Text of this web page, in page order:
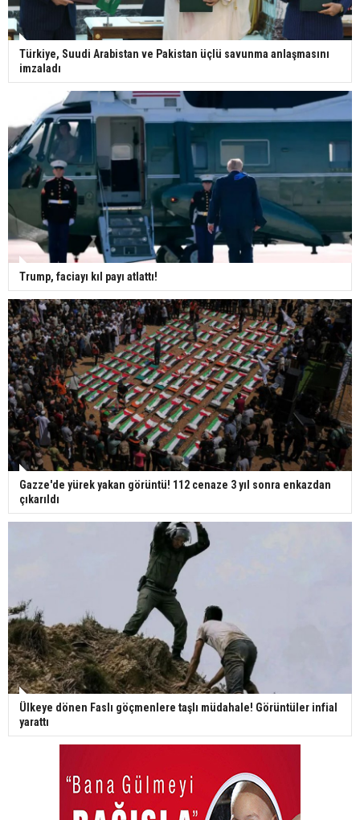
Türkiye, Suudi Arabistan ve Pakistan üçlü savunma anlaşmasını
imzaladı
Trump, faciayı kıl payı atlattı!
Gazze'de yürek yakan görüntü! 112 cenaze 3 yıl sonra enkazdan
çıkarıldı
Ülkeye dönen Faslı göçmenlere taşlı müdahale! Görüntüler infial
yarattı